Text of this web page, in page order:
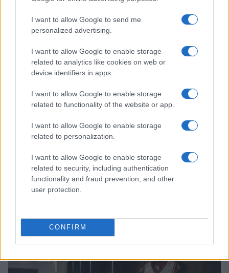
I want to allow Google to send me
personalized advertising.
I want to allow Google to enable storage
related to analytics like cookies on web or
device identifiers in apps.
I want to allow Google to enable storage
related to functionality of the website or app.
I want to allow Google to enable storage
related to personalization.
I want to allow Google to enable storage
related to security, including authentication
functionality and fraud prevention, and other
user protection.
CONFIRM
Continua a leggere
BASKET
NBA Europe: l’impatto economico e gli investitori per
BASKET